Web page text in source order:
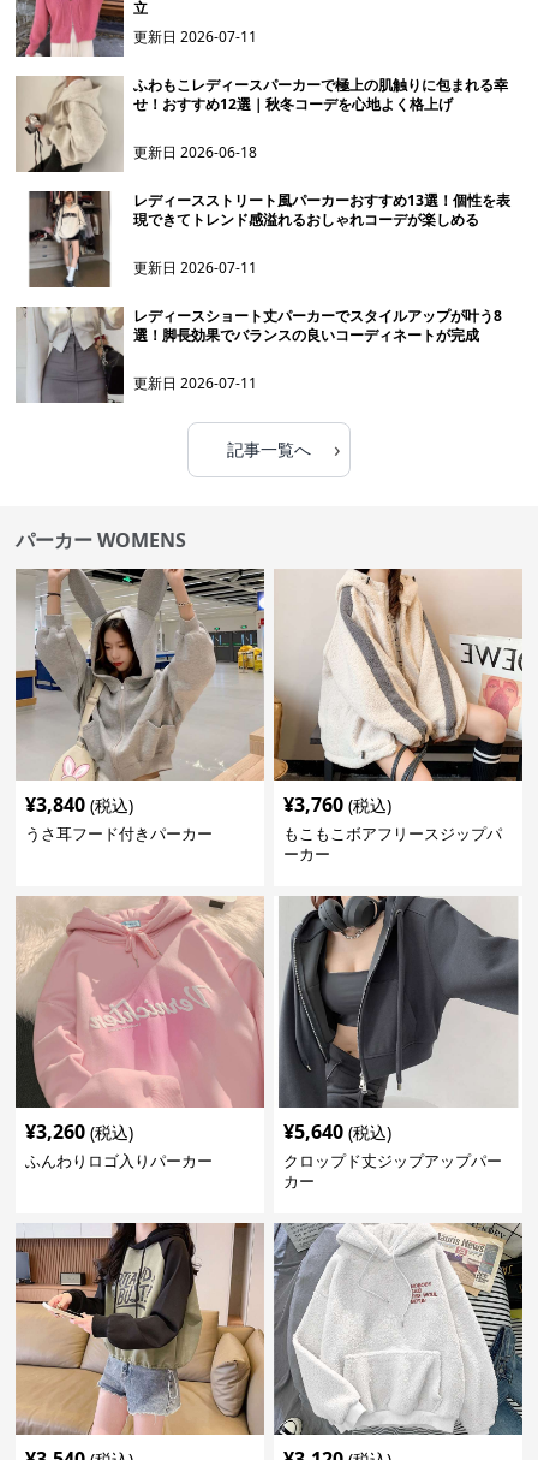
立
更新日2026-07-11
ふわもこレディースパーカーで極上の肌触りに包まれる幸
せ！おすすめ12選｜秋冬コーデを心地よく格上げ
更新日2026-06-18
レディースストリート風パーカーおすすめ13選！個性を表
現できてトレンド感溢れるおしゃれコーデが楽しめる
更新日2026-07-11
レディースショート丈パーカーでスタイルアップが叶う8
選！脚長効果でバランスの良いコーディネートが完成
更新日2026-07-11
記事一覧へ ›
パーカー WOMENS
¥3,840 (税込)
うさ耳フード付きパーカー
¥3,760 (税込)
もこもこボアフリースジップパ
ーカー
¥3,260 (税込)
ふんわりロゴ入りパーカー
¥5,640 (税込)
クロップド丈ジップアップパー
カー